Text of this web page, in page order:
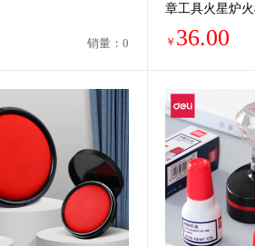
销量：0
章工具火星炉
勺子女孩儿童便
￥ 36.00